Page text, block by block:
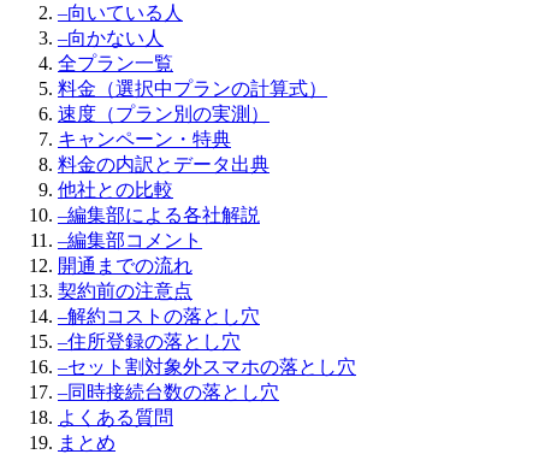
–向いている人
–向かない人
全プラン一覧
料金（選択中プランの計算式）
速度（プラン別の実測）
キャンペーン・特典
料金の内訳とデータ出典
他社との比較
–編集部による各社解説
–編集部コメント
開通までの流れ
契約前の注意点
–解約コストの落とし穴
–住所登録の落とし穴
–セット割対象外スマホの落とし穴
–同時接続台数の落とし穴
よくある質問
まとめ